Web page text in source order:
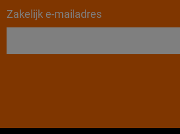
Zakelijk e-mailadres